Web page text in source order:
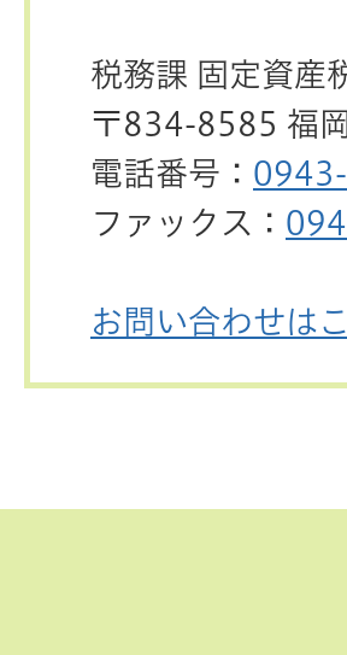
税務課 固定資産
〒834-8585 福
電話番号：
ファックス：
お問い合わせは